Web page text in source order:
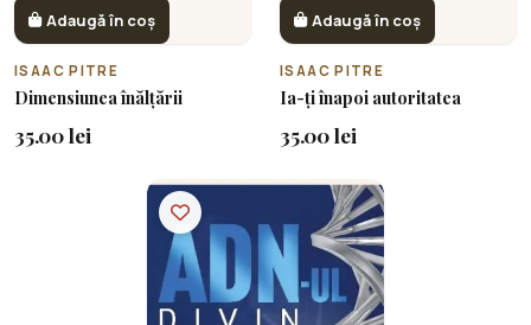
Adaugă în coș
ISAAC PITRE
Dimensiunea înălțării
35.00 lei
Adaugă în coș
ISAAC PITRE
Ia-ți înapoi autoritatea
35.00 lei